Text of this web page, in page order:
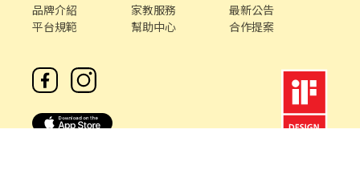
品牌介紹 家教服務
最新公告
平台規範
幫助中心 合作提案